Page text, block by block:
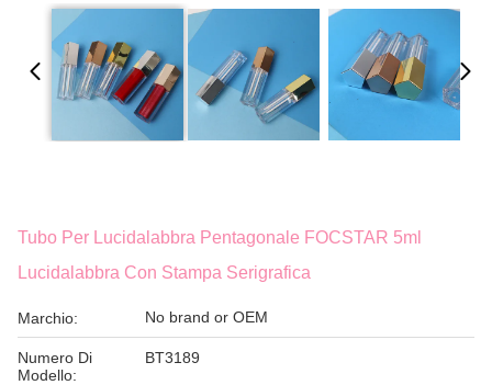
Tubo Per Lucidalabbra Pentagonale FOCSTAR 5ml
Lucidalabbra Con Stampa Serigrafica
Marchio: No brand or OEM
Numero Di
Modello:
BT3189